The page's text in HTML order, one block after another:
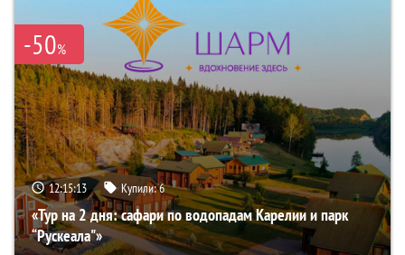
-50%
12:15:12 Купили:6
«Тур на 2 дня: сафари по водопадам Карелии и парк
“Рускеала"»